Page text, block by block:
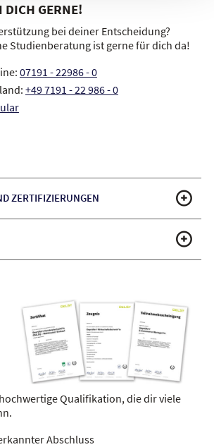
DICH GERNE!
bei deiner Entscheidung?
Studienberatung ist gerne für dich da!
07191 - 22986 - 0
+49 7191 - 22 986 - 0
ZERTIFIZIERUNGEN
Qualifikation, die dir viele
Abschluss